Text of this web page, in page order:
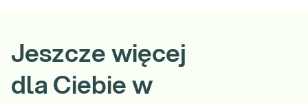
Jeszcze więcej
dla Ciebie w